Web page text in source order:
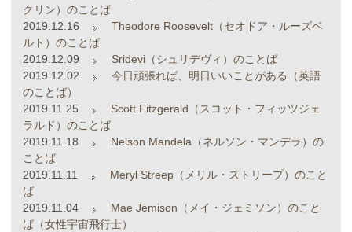
クリン）のことば
2019.12.16
Theodore Roosevelt（セオドア・ルーズベ
ルト）のことば
2019.12.09
Sridevi（シュリデヴィ）のことば
2019.12.02
今日頑張れば、明日いいことがある（英語
のことば）
2019.11.25
Scott Fitzgerald（スコット・フィッツジェ
ラルド）のことば
2019.11.18
Nelson Mandela（ネルソン・マンデラ）の
ことば
2019.11.11
Meryl Streep（メリル・ストリープ）のこと
ば
2019.11.04
Mae Jemison（メイ・ジェミソン）のこと
ば（女性宇宙飛行士）